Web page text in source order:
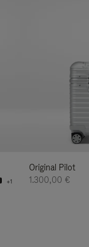
+1
Original Pilot
1.300,00 €